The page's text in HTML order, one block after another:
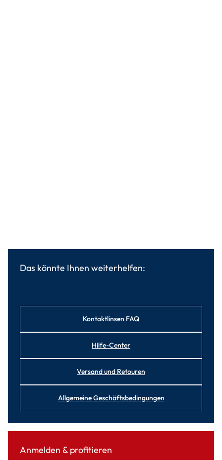
Das könnte Ihnen weiterhelfen:
Kontaktlinsen FAQ
Hilfe-Center
Versand und Retouren
Allgemeine Geschäftsbedingungen
Anmelden & profitieren